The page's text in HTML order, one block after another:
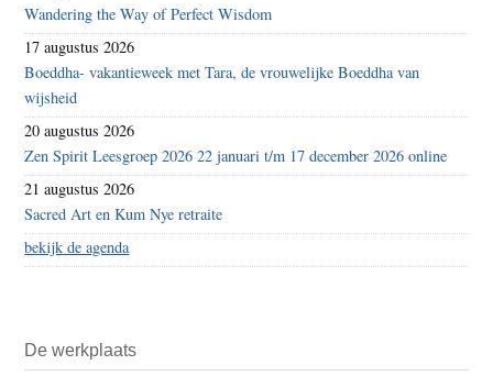
Wandering the Way of Perfect Wisdom
17 augustus 2026
Boeddha- vakantieweek met Tara, de vrouwelijke Boeddha van
wijsheid
20 augustus 2026
Zen Spirit Leesgroep 2026 22 januari t/m 17 december 2026 online
21 augustus 2026
Sacred Art en Kum Nye retraite
bekijk de agenda
De werkplaats